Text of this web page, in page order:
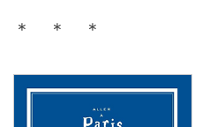
＊ ＊ ＊